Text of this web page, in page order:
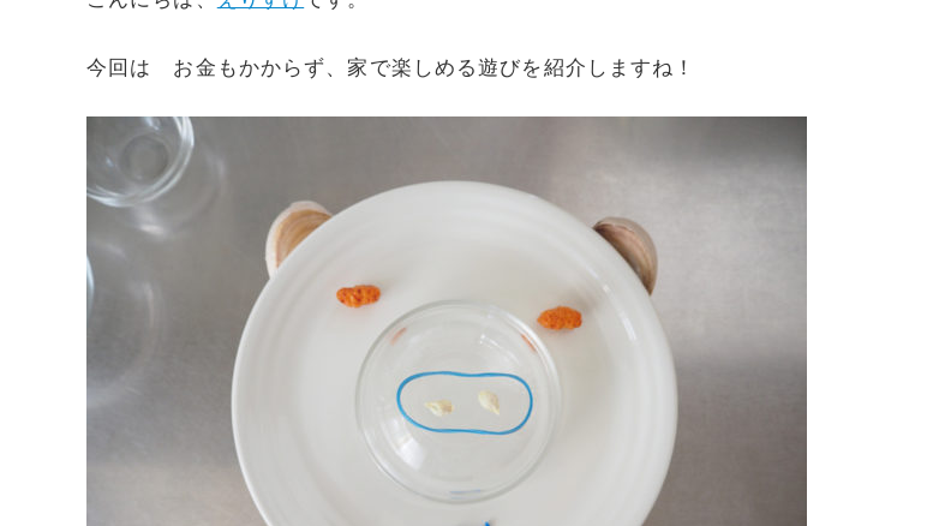
今回は お金もかからず、家で楽しめる遊びを紹介しますね！